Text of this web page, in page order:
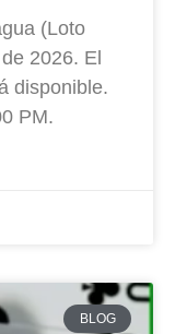
(Loto
2026. El
disponible.
PM.
BLOG